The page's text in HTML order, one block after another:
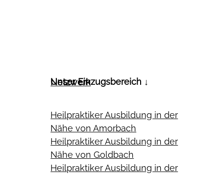
Netzwerk
Unser Einzugsbereich ↓
Heilpraktiker Ausbildung in der
Nähe von Amorbach
Heilpraktiker Ausbildung in der
Nähe von Goldbach
Heilpraktiker Ausbildung in der